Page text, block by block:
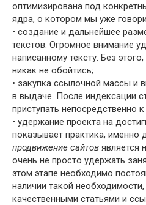
оптимизирована под
ядра, о котором мы уже
• создание и дальнейшее
текстов. Огромное внимание
написанному тексту. Без
никак не обойтись;
• закупка ссылочной массы и
в выдаче. После индексации
приступать непосредственно
• удержание проекта на
показывает практика, именно
продвижение сайтов является
очень не просто удержать
этом этапе необходимо
наличии такой
качественными статьями и